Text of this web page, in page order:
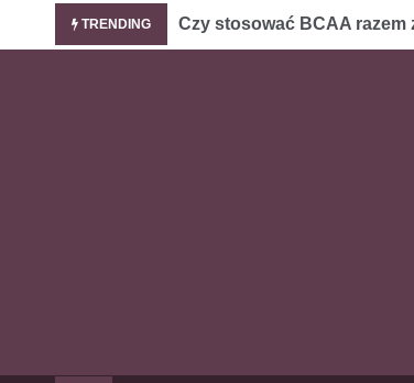
TRENDING Białko